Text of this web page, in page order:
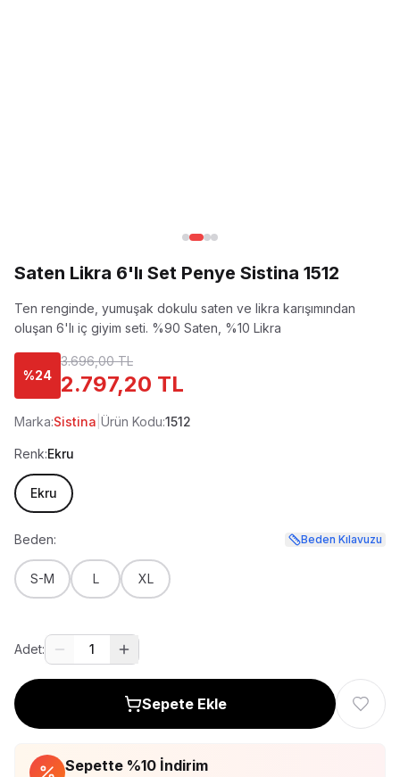
Saten Likra 6'lı Set Penye Sistina 1512
Ten renginde, yumuşak dokulu saten ve likra karışımından
oluşan 6'lı iç giyim seti. %90 Saten, %10 Likra
%24
3.696,00 TL
2.797,20 TL
Marka:Sistina Ürün Kodu:1512
Renk:Ekru
Ekru
Beden: Beden Kılavuzu
S-M L XL
Adet: 1
Sepete Ekle
Sepette %10 İndirim